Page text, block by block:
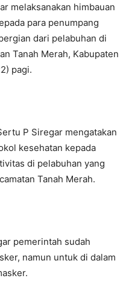
melaksanakan himbauan
para penumpang
dari pelabuhan di
Tanah Merah, Kabupaten
pagi.
P Siregar mengatakan
kesehatan kepada
di pelabuhan yang
Tanah Merah.
pemerintah sudah
namun untuk di dalam